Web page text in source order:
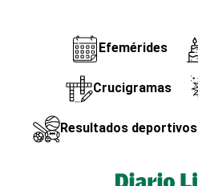
Efemérides
Crucigramas
Resultados deportivos